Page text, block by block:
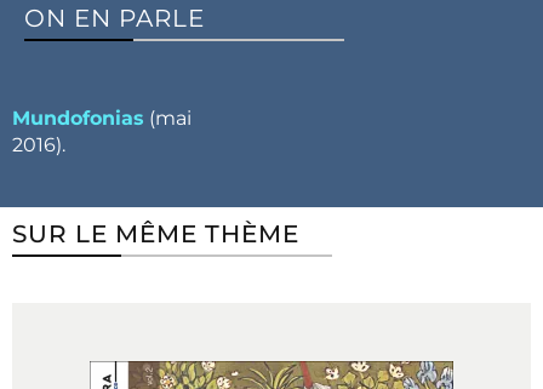
ON EN PARLE
Mundofonias (mai
2016).
SUR LE MÊME THÈME